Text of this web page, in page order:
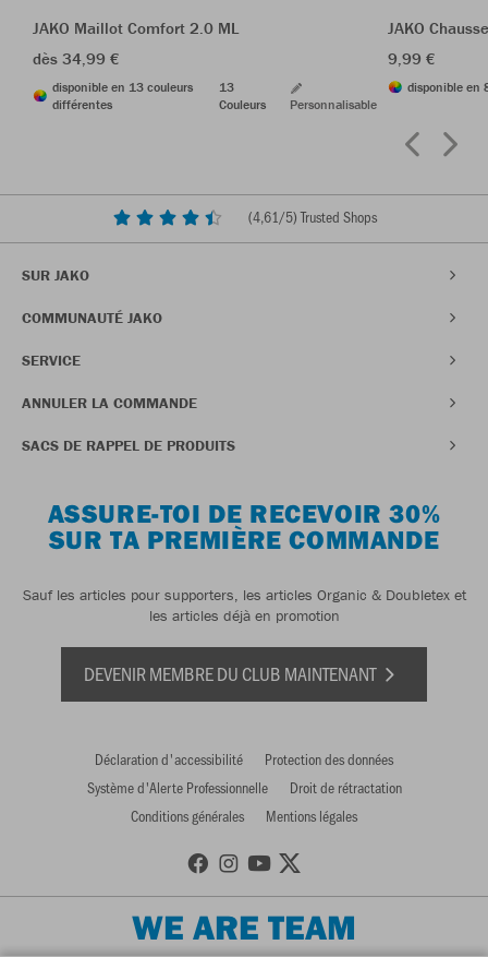
JAKO Maillot Comfort 2.0 ML
dès 34,99 €
disponible en 13 couleurs
différentes
13
Couleurs
Personnalisable
JAKO
9,99 €
disponible en
(4,61/5) Trusted Shops
SUR JAKO
COMMUNAUTÉ JAKO
SERVICE
ANNULER LA COMMANDE
SACS DE RAPPEL DE PRODUITS
ASSURE-TOI DE RECEVOIR 30%
SUR TA PREMIÈRE COMMANDE
Sauf les articles pour supporters, les articles Organic & Doubletex et
les articles déjà en promotion
DEVENIR MEMBRE DU CLUB MAINTENANT
Déclaration d'accessibilité
Protection des données
Système d'Alerte Professionnelle
Droit de rétractation
Conditions générales
Mentions légales
WE ARE TEAM